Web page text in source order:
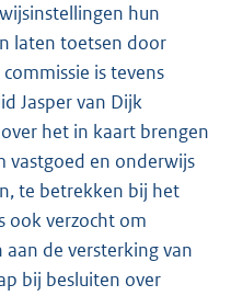
hun
laten toetsen door
is tevens
Jasper van Dijk
het in kaart brengen
vastgoed en onderwijs
te betrekken bij het
ook verzocht om
de versterking van
bij besluiten over